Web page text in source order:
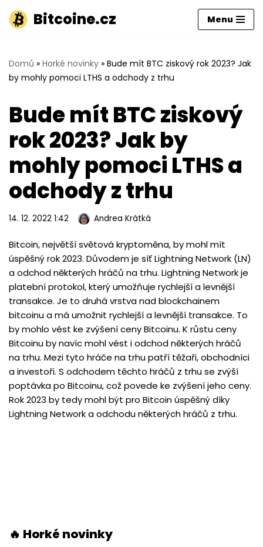
Přeskočit
obsah
Bitcoine.cz Menu
Domů » Horké novinky » Bude mít BTC ziskový rok 2023? Jak
by mohly pomoci LTHS a odchody z trhu
Bude mít BTC ziskový
rok 2023? Jak by
mohly pomoci LTHS a
odchody z trhu
14. 12. 2022 1:42 Andrea Krátká
Bitcoin, největší světová kryptoměna, by mohl mít
úspěšný rok 2023. Důvodem je síť Lightning Network (LN)
a odchod některých hráčů na trhu. Lightning Network je
platební protokol, který umožňuje rychlejší a levnější
transakce. Je to druhá vrstva nad blockchainem
bitcoinu a má umožnit rychlejší a levnější transakce. To
by mohlo vést ke zvýšení ceny Bitcoinu. K růstu ceny
Bitcoinu by navíc mohl vést i odchod některých hráčů
na trhu. Mezi tyto hráče na trhu patří těžaři, obchodníci
a investoři. S odchodem těchto hráčů z trhu se zvýší
poptávka po Bitcoinu, což povede ke zvýšení jeho ceny.
Rok 2023 by tedy mohl být pro Bitcoin úspěšný díky
Lightning Network a odchodu některých hráčů z trhu.
🔥 Horké novinky